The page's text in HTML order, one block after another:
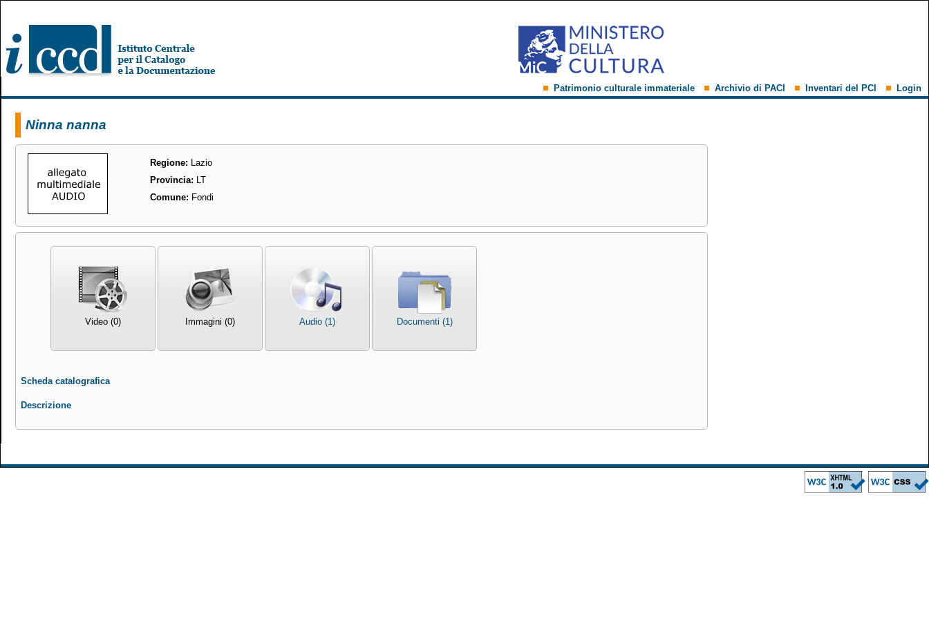
Patrimonio culturale immateriale Archivio di PACI Inventari del PCI Login
Ninna nanna
Regione: Lazio
Provincia: LT
Comune: Fondi
Video (0) Immagini (0) Audio (1) Documenti (1)
Scheda catalografica
Descrizione